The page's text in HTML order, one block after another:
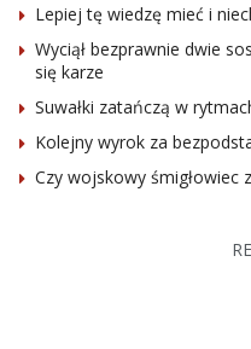
Lepiej tę wiedzę mieć i
Wyciął bezprawnie dwie
się karze
Suwałki zatańczą w
Kolejny wyrok za
Czy wojskowy śmigłowiec